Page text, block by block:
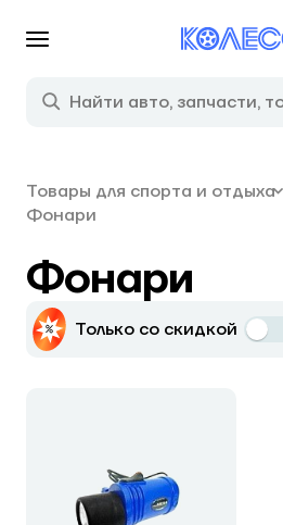
Товары для спорта и отдыха
Фонари
Фонари
Только со скидкой